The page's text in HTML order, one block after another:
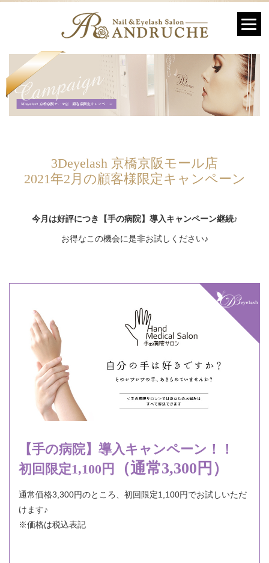
3Deyelash 京橋京阪モール店
2021年2月の顧客様限定キャンペーン
今月は好評につき【手の病院】導入キャンペーン継続♪
お得なこの機会に是非お試しください♪
【手の病院】 導入キャンペーン！！
初回限定1,100円
（通常3,300円）
通常価格3,300円のところ、初回限定1,100円でお試しいただ
けます♪
※価格は税込表記